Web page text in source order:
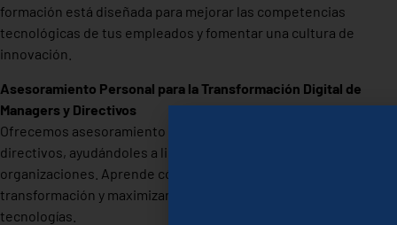
formación está diseñada para mejorar las competencias
tecnológicas de tus empleados y fomentar una cultura de
innovación.
Asesoramiento Personal para la Transformación Digital de
Managers y Directivos
Ofrecemos asesoramiento personalizado para líderes y
directivos, ayudándoles a liderar el cambio digital en sus
organizaciones. Aprende cómo guiar a tu equipo a través de la
transformación y maximizar el impacto de las nuevas
tecnologías.